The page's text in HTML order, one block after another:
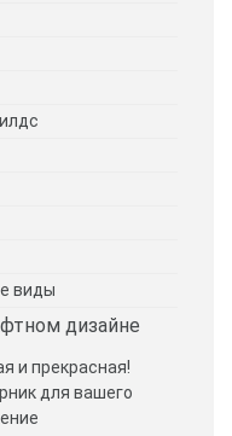
виды
дизайне
и прекрасная!
для вашего